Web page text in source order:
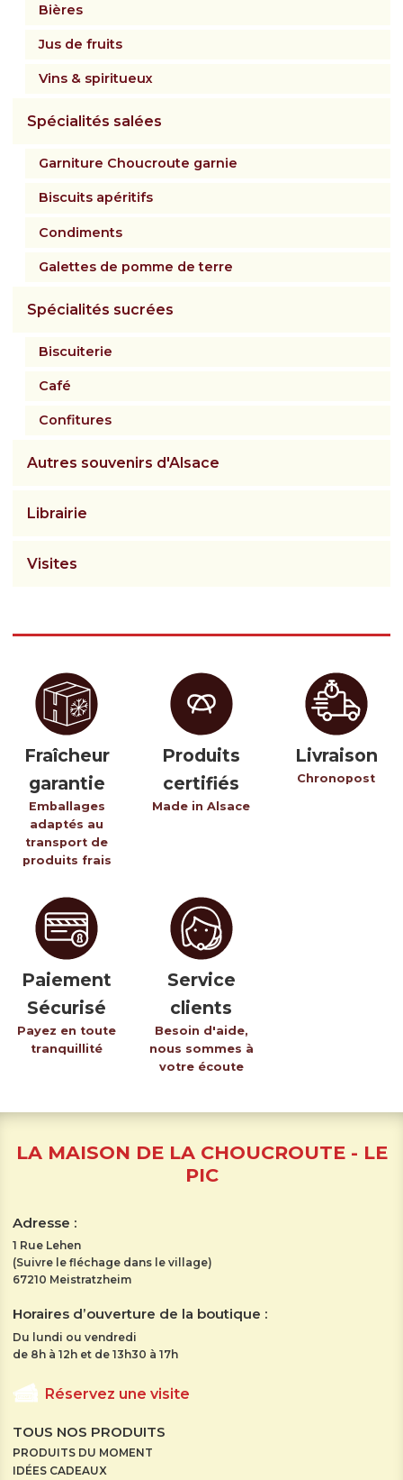
Bières
Jus de fruits
Vins & spiritueux
Spécialités salées
Garniture Choucroute garnie
Biscuits apéritifs
Condiments
Galettes de pomme de terre
Spécialités sucrées
Biscuiterie
Café
Confitures
Autres souvenirs d'Alsace
Librairie
Visites
Fraîcheur
garantie
Emballages
adaptés au
transport de
produits frais
Produits
certifiés
Made in Alsace
Livraison
Chronopost
Paiement
Sécurisé
Payez en toute
tranquillité
Service
clients
Besoin d'aide,
nous sommes à
votre écoute
LA MAISON DE LA CHOUCROUTE - LE
PIC
Adresse :
1 Rue Lehen
(Suivre le fléchage dans le village)
67210 Meistratzheim
Horaires d’ouverture de la boutique :
Du lundi ou vendredi
de 8h à 12h et de 13h30 à 17h
Réservez une visite
TOUS NOS PRODUITS
PRODUITS DU MOMENT
IDÉES CADEAUX